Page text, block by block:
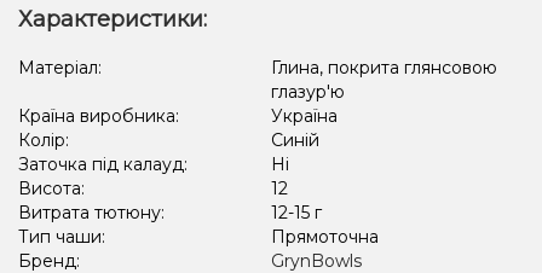
Характеристики:
Матеріал:
Глина, покрита глянсовою
глазур'ю
Країна виробника:
Україна
Колір:
Синій
Заточка під калауд:
Ні
Висота:
12
Витрата тютюну:
12-15 г
Тип чаши:
Прямоточна
Бренд:
GrynBowls